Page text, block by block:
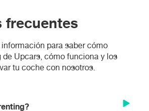
frecuentes
para saber cómo
Upcars, cómo funciona y los
tu coche con nosotros.